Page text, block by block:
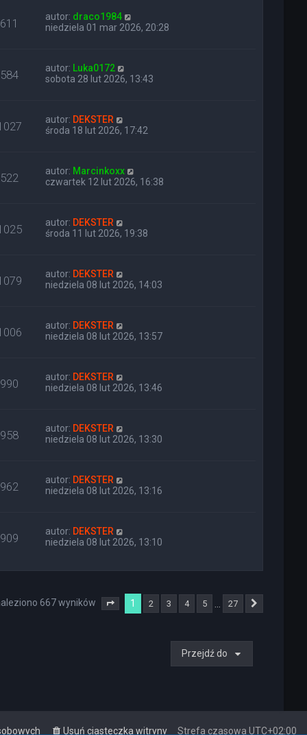
611 autor: draco1984
niedziela 01 mar 2026, 20:28
584 autor: Luka0172
sobota 28 lut 2026, 13:43
autor: DEKSTER
środa 18 lut 2026, 17:42
522 autor: Marcinkoxx
czwartek 12 lut 2026, 16:38
autor: DEKSTER
środa 11 lut 2026, 19:38
autor: DEKSTER
niedziela 08 lut 2026, 14:03
autor: DEKSTER
niedziela 08 lut 2026, 13:57
990 autor: DEKSTER
niedziela 08 lut 2026, 13:46
958 autor: DEKSTER
niedziela 08 lut 2026, 13:30
962 autor: DEKSTER
niedziela 08 lut 2026, 13:16
909 autor: DEKSTER
niedziela 08 lut 2026, 13:10
667 wyników Strona 1z 27
1 2 3 4 5 27
Przejdź do
Strefa czasowa UTC+02:00
Usuń ciasteczka witryny